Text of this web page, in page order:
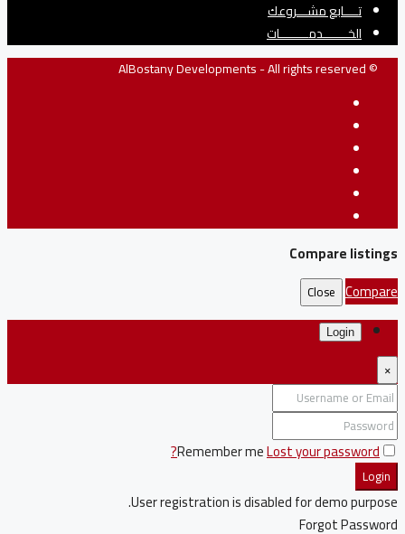
تــــابع مشـــروعك
الخـــــــدمــــــــات
© AlBostany Developments - All rights reserved
Compare listings
Compare
Close
Login
×
Remember meLost your password?
Login
User registration is disabled for demo purpose.
Forgot Password